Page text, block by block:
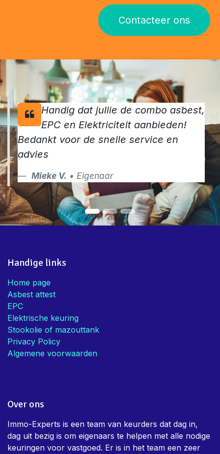
Contacteer ons
Handig dat jullie de combo asbest,
EPC en Elektriciteit aanbieden!
Bedankt voor de snelle service en
advies
Mieke V. • Eigenaar
Handige links
Home page
Asbest attest
EPC
Elektrische keuring
Stookolie of mazouttank
Privacy Policy
Algemene voorwaarden
Over ons
Immo-Experts is een team van keurders dat dag in,
dag uit bezig is om eigenaars te helpen met alle nodige
keuringen voor vastgoed. Er is in het team een zeer